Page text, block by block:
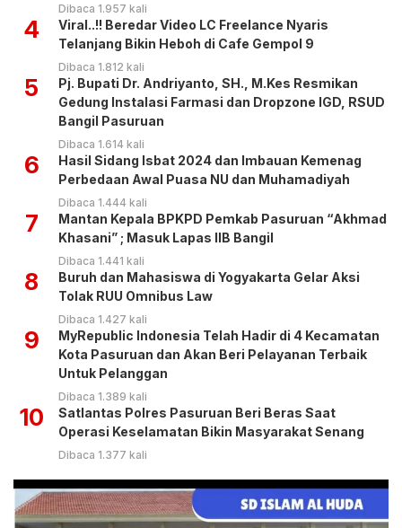
Dibaca 1.957 kali
4
Viral..!! Beredar Video LC Freelance Nyaris
Telanjang Bikin Heboh di Cafe Gempol 9
Dibaca 1.812 kali
5
Pj. Bupati Dr. Andriyanto, SH., M.Kes Resmikan
Gedung Instalasi Farmasi dan Dropzone IGD, RSUD
Bangil Pasuruan
Dibaca 1.614 kali
6
Hasil Sidang Isbat 2024 dan Imbauan Kemenag
Perbedaan Awal Puasa NU dan Muhamadiyah
Dibaca 1.444 kali
7
Mantan Kepala BPKPD Pemkab Pasuruan “Akhmad
Khasani” ; Masuk Lapas IIB Bangil
Dibaca 1.441 kali
8
Buruh dan Mahasiswa di Yogyakarta Gelar Aksi
Tolak RUU Omnibus Law
Dibaca 1.427 kali
9
MyRepublic Indonesia Telah Hadir di 4 Kecamatan
Kota Pasuruan dan Akan Beri Pelayanan Terbaik
Untuk Pelanggan
Dibaca 1.389 kali
10
Satlantas Polres Pasuruan Beri Beras Saat
Operasi Keselamatan Bikin Masyarakat Senang
Dibaca 1.377 kali